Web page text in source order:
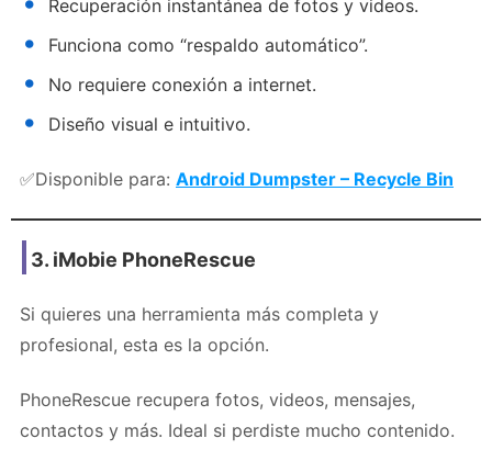
Recuperación instantánea de fotos y videos.
Funciona como “respaldo automático”.
No requiere conexión a internet.
Diseño visual e intuitivo.
✅Disponible para: Android Dumpster – Recycle Bin
3. iMobie PhoneRescue
Si quieres una herramienta más completa y
profesional, esta es la opción.
PhoneRescue recupera fotos, videos, mensajes,
contactos y más. Ideal si perdiste mucho contenido.